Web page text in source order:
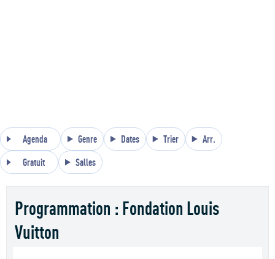
Agenda Genre Dates Trier Arr.
Gratuit Salles
Programmation : Fondation Louis
Vuitton